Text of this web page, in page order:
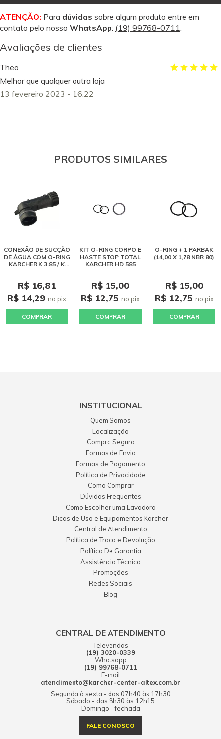
ATENÇÃO: Para dúvidas sobre algum produto entre em
contato pelo nosso WhatsApp: (19) 99768-0711.
Avaliações de clientes
Theo
Melhor que qualquer outra loja
13 fevereiro 2023 - 16:22
PRODUTOS SIMILARES
CONEXÃO DE SUCÇÃO
DE ÁGUA COM O-RING
KARCHER K 3.85 / K
R$ 16,81
R$ 14,29no pix
COMPRAR
KIT O-RING CORPO E
HASTE STOP TOTAL
KARCHER HD 585
R$ 15,00
R$ 12,75no pix
COMPRAR
O-RING + 1 PARBAK
(14,00 X 1,78 NBR 80)
R$ 15,00
R$ 12,75 no pix
COMPRAR
INSTITUCIONAL
Quem Somos
Localização
Compra Segura
Formas de Envio
Formas de Pagamento
Política de Privacidade
Como Comprar
Dúvidas Frequentes
Como Escolher uma Lavadora
Dicas de Uso e Equipamentos Kärcher
Central de Atendimento
Política de Troca e Devolução
Política De Garantia
Assistência Técnica
Promoções
Redes Sociais
Blog
CENTRAL DE ATENDIMENTO
Televendas
(19) 3020-0339
Whatsapp
(19) 99768-0711
E-mail
atendimento@karcher-center-altex.com.br
Segunda à sexta - das 07h40 às 17h30
Sábado - das 8h30 às 12h15
Domingo - fechada
FALE CONOSCO